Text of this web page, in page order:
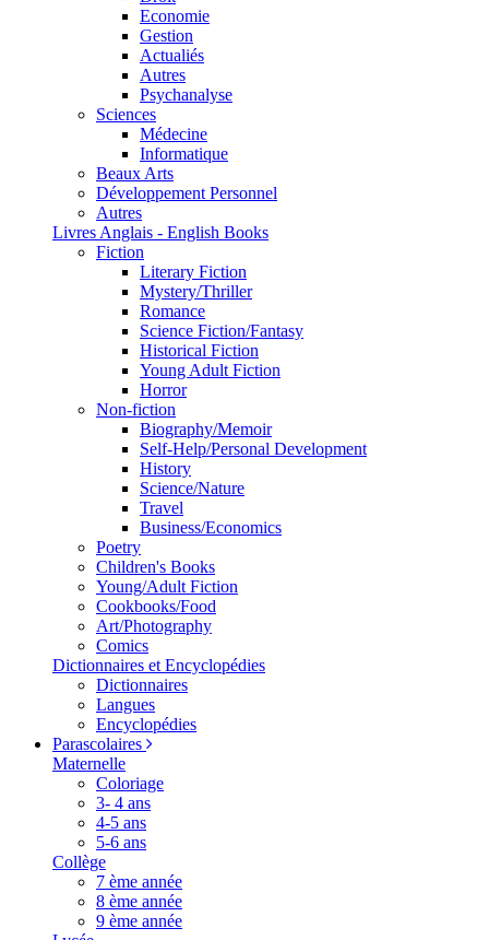
Economie
Gestion
Actualiés
Autres
Psychanalyse
Sciences
Médecine
Informatique
Beaux Arts
Développement Personnel
Autres
Livres Anglais - English Books
Fiction
Literary Fiction
Mystery/Thriller
Romance
Science Fiction/Fantasy
Historical Fiction
Young Adult Fiction
Horror
Non-fiction
Biography/Memoir
Self-Help/Personal Development
History
Science/Nature
Travel
Business/Economics
Poetry
Children's Books
Young/Adult Fiction
Cookbooks/Food
Art/Photography
Comics
Dictionnaires et Encyclopédies
Dictionnaires
Langues
Encyclopédies
Parascolaires
Maternelle
Coloriage
3- 4 ans
4-5 ans
5-6 ans
Collège
7 ème année
8 ème année
9 ème année